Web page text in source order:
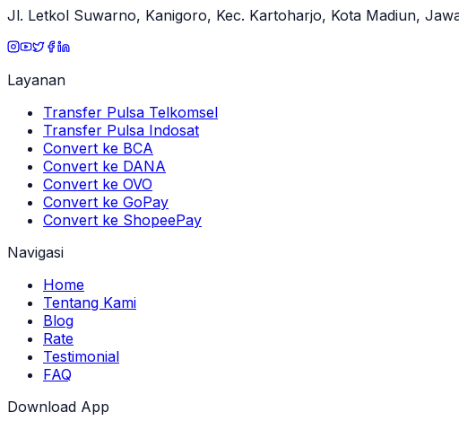
Jl. Letkol Suwarno, Kanigoro, Kec. Kartoharjo, Kota Madiun,
Layanan
Transfer Pulsa Telkomsel
Transfer Pulsa Indosat
Convert ke BCA
Convert ke DANA
Convert ke OVO
Convert ke GoPay
Convert ke ShopeePay
Navigasi
Home
Tentang Kami
Blog
Rate
Testimonial
FAQ
Download App